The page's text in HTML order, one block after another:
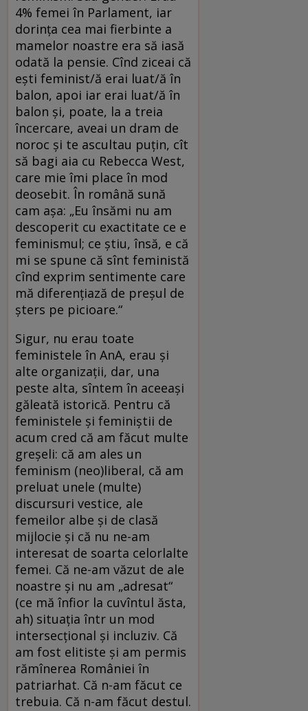
4% femei în Parlament, iar
dorința cea mai fierbinte a
mamelor noastre era să iasă
odată la pensie. Cînd ziceai că
ești feminist/ă erai luat/ă în
balon, apoi iar erai luat/ă în
balon și, poate, la a treia
încercare, aveai un dram de
noroc și te ascultau puțin, cît
să bagi aia cu Rebecca West,
care mie îmi place în mod
deosebit. În română sună
cam așa: „Eu însămi nu am
descoperit cu exactitate ce e
feminismul; ce știu, însă, e că
mi se spune că sînt feministă
cînd exprim sentimente care
mă diferențiază de preșul de
șters pe picioare.“
Sigur, nu erau toate
feministele în AnA, erau și
alte organizații, dar, una
peste alta, sîntem în aceeași
găleată istorică. Pentru că
feministele și feminiștii de
acum cred că am făcut multe
greșeli: că am ales un
feminism (neo)liberal, că am
preluat unele (multe)
discursuri vestice, ale
femeilor albe și de clasă
mijlocie și că nu ne-am
interesat de soarta celorlalte
femei. Că ne-am văzut de ale
noastre și nu am „adresat“
(ce mă înfior la cuvîntul ăsta,
ah) situația într un mod
intersecțional și incluziv. Că
am fost elitiste și am permis
rămînerea României în
patriarhat. Că n-am făcut ce
trebuia. Că n-am făcut destul.